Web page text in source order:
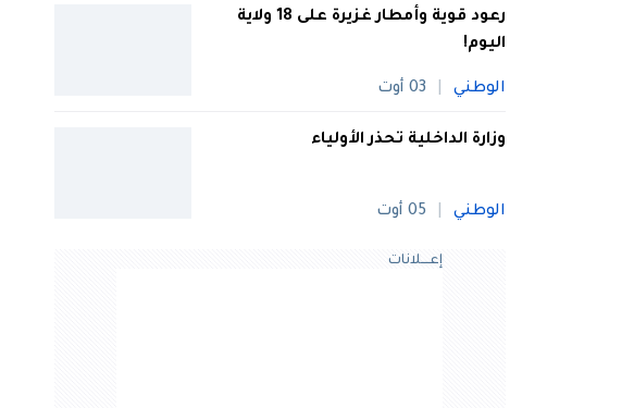
رعود قوية وأمطار غزيرة على 18 ولاية
اليوم!
الوطني 03 أوت
وزارة الداخلية تحذر الأولياء
الوطني 05 أوت
إعــــلانات